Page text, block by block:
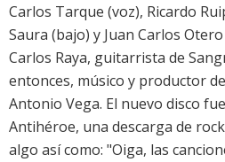
Carlos Tarque (voz), Ricardo
Saura (bajo) y Juan Carlos
Carlos Raya, guitarrista de
entonces, músico y productor
Antonio Vega. El nuevo disco
Antihéroe, una descarga de
algo así como: "Oiga, las